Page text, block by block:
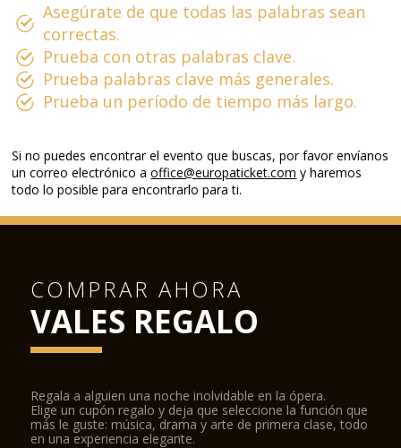
Asegúrate de que todas las palabras sean
correctas.
Prueba con otras palabras clave.
Prueba palabras clave más generales.
Prueba un período de tiempo más largo.
Si no puedes encontrar el evento que buscas, por favor envíanos
un correo electrónico aoffice@europaticket.com y haremos
todo lo posible para encontrarlo para ti.
COMPRAR AHORA
VALES REGALO
Regala a alguien una noche inolvidable en la ópera.
Elige un cupón regalo y deja que seleccione la función que
más le guste: música, drama y arte de primera clase, todo
en una experiencia elegante.